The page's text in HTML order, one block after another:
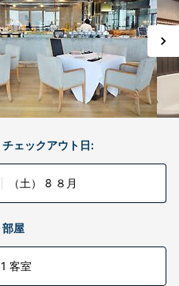
チェックアウト日:
（土） 8 ８月
部屋
1 客室